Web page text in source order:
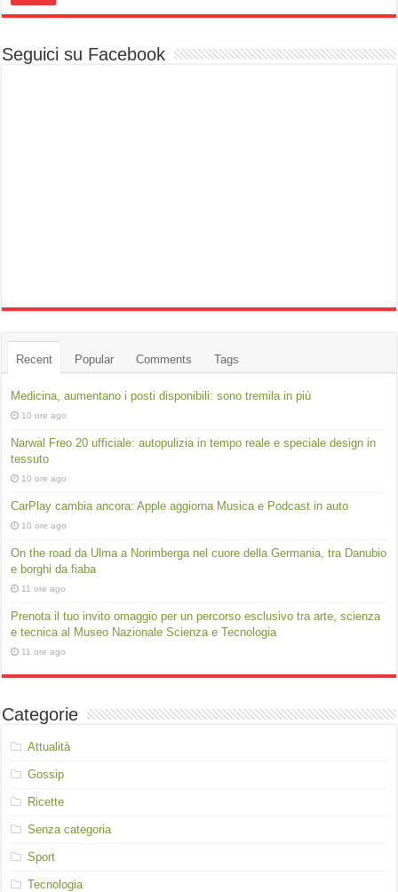
Seguici su Facebook
Recent Popular Comments Tags
Medicina, aumentano i posti disponibili: sono tremila in più
10 ore ago
Narwal Freo 20 ufficiale: autopulizia in tempo reale e speciale design in
tessuto
10 ore ago
CarPlay cambia ancora: Apple aggiorna Musica e Podcast in auto
10 ore ago
On the road da Ulma a Norimberga nel cuore della Germania, tra Danubio
e borghi da fiaba
11 ore ago
Prenota il tuo invito omaggio per un percorso esclusivo tra arte, scienza
e tecnica al Museo Nazionale Scienza e Tecnologia
11 ore ago
Categorie
Attualità
Gossip
Ricette
Senza categoria
Sport
Tecnologia